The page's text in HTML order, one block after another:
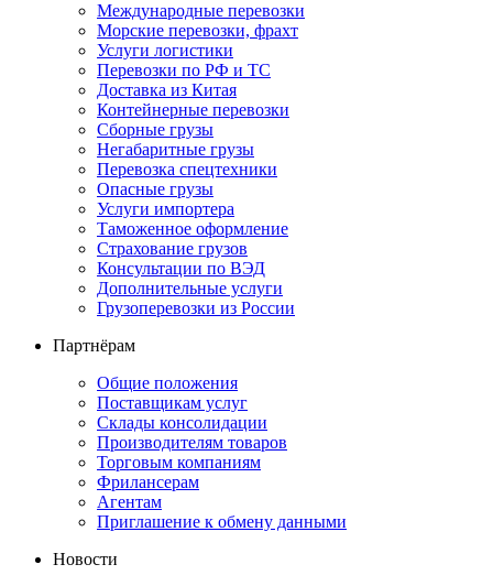
Международные перевозки
Морские перевозки, фрахт
Услуги логистики
Перевозки по РФ и ТС
Доставка из Китая
Контейнерные перевозки
Сборные грузы
Негабаритные грузы
Перевозка спецтехники
Опасные грузы
Услуги импортера
Таможенное оформление
Страхование грузов
Консультации по ВЭД
Дополнительные услуги
Грузоперевозки из России
Партнёрам
Общие положения
Поставщикам услуг
Склады консолидации
Производителям товаров
Торговым компаниям
Фрилансерам
Агентам
Приглашение к обмену данными
Новости